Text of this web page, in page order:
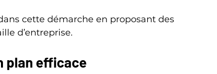
cette démarche en proposant des
d’entreprise.
plan efficace